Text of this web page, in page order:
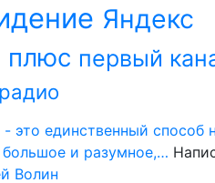
Яндекс
плюс первый
это единственный способ
большое и разумное,…
Волин